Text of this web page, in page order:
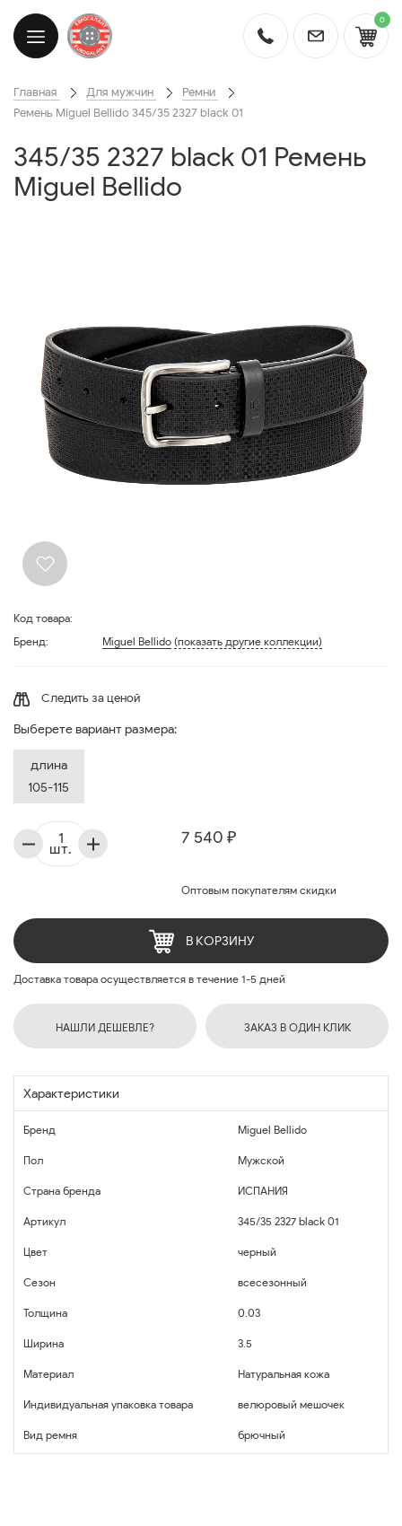
0
Главная Для мужчин
Ремни
Ремень Miguel Bellido 345/35 2327 black 01
345/35 2327 black 01 Ремень
Miguel Bellido
Код товара:
Бренд:
Miguel Bellido (показать другие коллекции)
Следить за ценой
Выберете вариант размера:
длина
105-115
7 540 ₽
Оптовым покупателям скидки
шт.
В КОРЗИНУ
Доставка товара осуществляется в течение 1-5 дней
НАШЛИ ДЕШЕВЛЕ? ЗАКАЗ В ОДИН КЛИК
Характеристики
Бренд Miguel Bellido
Пол Мужской
Страна бренда ИСПАНИЯ
Артикул 345/35 2327 black 01
Цвет черный
Сезон всесезонный
Толщина 0.03
Ширина 3.5
Материал Натуральная кожа
Индивидуальная упаковка товара велюровый мешочек
Вид ремня брючный